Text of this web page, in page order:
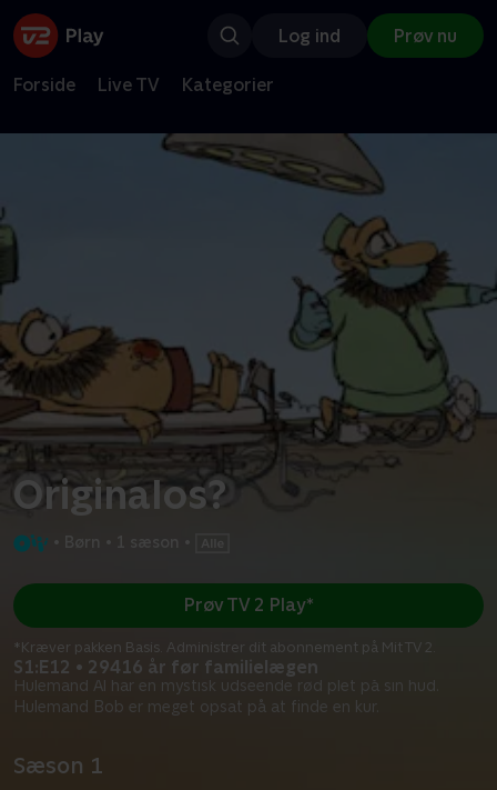
Log ind Prøv nu
Forside Live TV Kategorier
Originalos?
• Børn • 1 sæson
S1:E12 • 29416 år før familielægen
Hulemand Al har en mystisk udseende rød plet på sin hud.
Hulemand Bob er meget opsat på at finde en kur.
Prøv TV 2 Play*
*Kræver pakken Basis. Administrer dit abonnement på Mit TV 2.
Sæson 1